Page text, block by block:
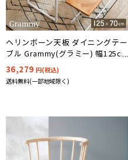
ヘリンボーン天板 ダイニングテー
ブル Grammy(グラミー) 幅125cm
36,279 円(税込)
送料無料(一部地域除く)